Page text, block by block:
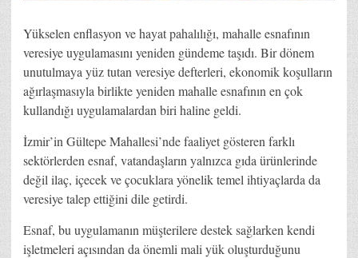
Yükselen enflasyon ve hayat pahalılığı, mahalle esnafının
veresiye uygulamasını yeniden gündeme taşıdı. Bir dönem
unutulmaya yüz tutan veresiye defterleri, ekonomik koşulların
ağırlaşmasıyla birlikte yeniden mahalle esnafının en çok
kullandığı uygulamalardan biri haline geldi.
İzmir’in Gültepe Mahallesi’nde faaliyet gösteren farklı
sektörlerden esnaf, vatandaşların yalnızca gıda ürünlerinde
değil ilaç, içecek ve çocuklara yönelik temel ihtiyaçlarda da
veresiye talep ettiğini dile getirdi.
Esnaf, bu uygulamanın müşterilere destek sağlarken kendi
işletmeleri açısından da önemli mali yük oluşturduğunu